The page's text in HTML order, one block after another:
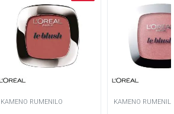
KAMENO RUMENILO KAMENO